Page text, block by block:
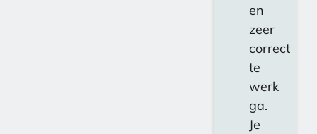
en
zeer
correct
te
werk
ga.
Je